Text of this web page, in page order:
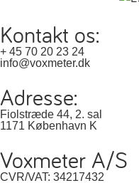
Kontakt os:
+ 45 70 20 23 24
info@voxmeter.dk
Adresse:
Fiolstræde 44, 2. sal
1171 København K
Voxmeter A/S
CVR/VAT: 34217432